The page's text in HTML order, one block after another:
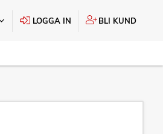
LOGGA IN BLI KUND